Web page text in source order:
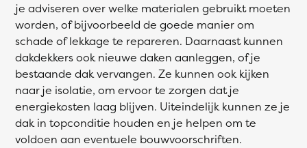
je adviseren over welke materialen gebruikt moeten
worden, of bijvoorbeeld de goede manier om
schade of lekkage te repareren. Daarnaast kunnen
dakdekkers ook nieuwe daken aanleggen, of je
bestaande dak vervangen. Ze kunnen ook kijken
naar je isolatie, om ervoor te zorgen dat je
energiekosten laag blijven. Uiteindelijk kunnen ze je
dak in topconditie houden en je helpen om te
voldoen aan eventuele bouwvoorschriften.